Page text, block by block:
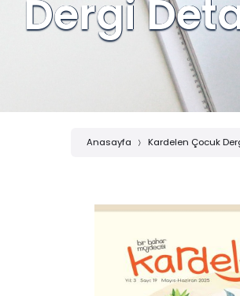
Dergi
Anasayfa Kardelen Çocuk